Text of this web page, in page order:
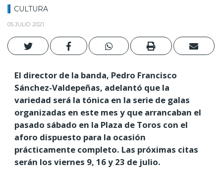
CULTURA
05 JULIO 2021
El director de la banda, Pedro Francisco
Sánchez-Valdepeñas, adelantó que la
variedad será la tónica en la serie de galas
organizadas en este mes y que arrancaban el
pasado sábado en la Plaza de Toros con el
aforo dispuesto para la ocasión
prácticamente completo. Las próximas citas
serán los viernes 9, 16 y 23 de julio.